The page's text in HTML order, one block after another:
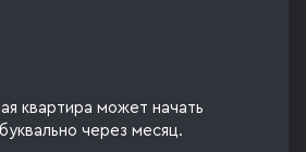
квартира может начать
через месяц.